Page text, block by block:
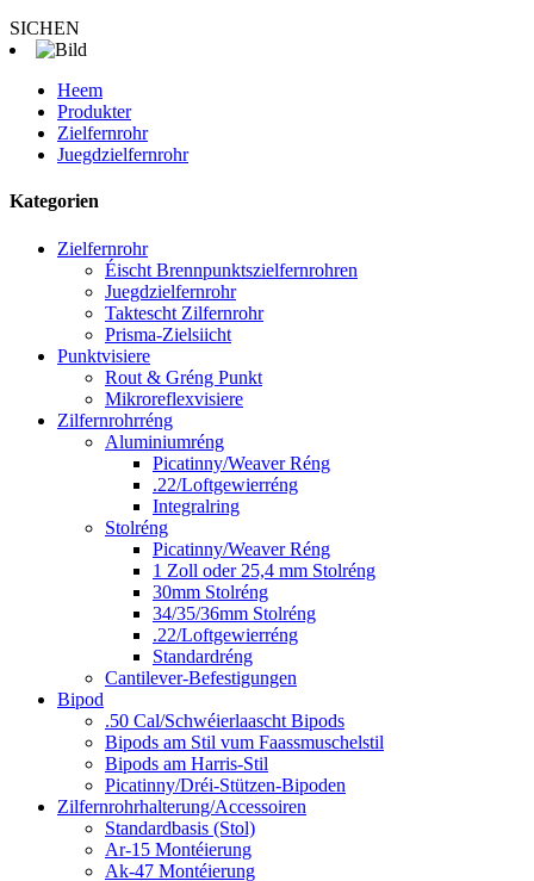
SICHEN
Heem
Produkter
Zielfernrohr
Juegdzielfernrohr
Kategorien
Zielfernrohr
Éischt Brennpunktszielfernrohren
Juegdzielfernrohr
Taktescht Zilfernrohr
Prisma-Zielsiicht
Punktvisiere
Rout & Gréng Punkt
Mikroreflexvisiere
Zilfernrohrréng
Aluminiumréng
Picatinny/Weaver Réng
.22/Loftgewierréng
Integralring
Stolréng
Picatinny/Weaver Réng
1 Zoll oder 25,4 mm Stolréng
30mm Stolréng
34/35/36mm Stolréng
.22/Loftgewierréng
Standardréng
Cantilever-Befestigungen
Bipod
.50 Cal/Schwéierlaascht Bipods
Bipods am Stil vum Faassmuschelstil
Bipods am Harris-Stil
Picatinny/Dréi-Stützen-Bipoden
Zilfernrohrhalterung/Accessoiren
Standardbasis (Stol)
Ar-15 Montéierung
Ak-47 Montéierung